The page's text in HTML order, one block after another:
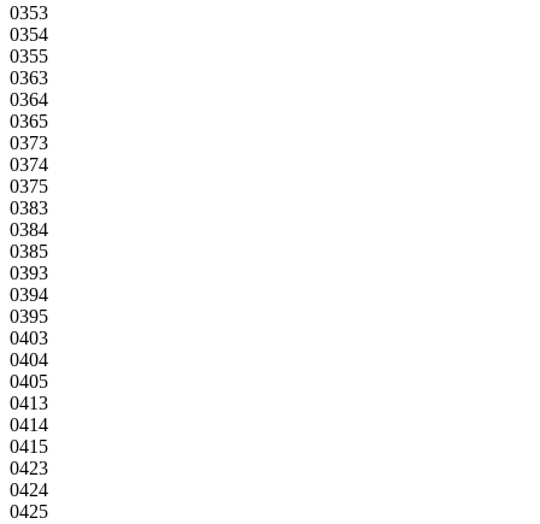
0353
0354
0355
0363
0364
0365
0373
0374
0375
0383
0384
0385
0393
0394
0395
0403
0404
0405
0413
0414
0415
0423
0424
0425